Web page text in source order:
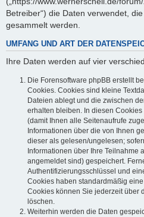
Betreiber“) die Daten verwendet,
gesammelt werden.
UMFANG UND ART DER
Ihre Daten werden auf vier
Die Forensoftware phpBB erstellt
Cookies. Cookies sind kleine
Dateien ablegt und die zwischen
erhalten bleiben. In diesen
(damit Ihnen alle Seitenaufrufe
Informationen über die von Ihnen
dieser als gelesen/ungelesen;
Informationen über Ihre Teilnahme
angemeldet sind) gespeichert.
Authentifizierungsschlüssel und
Cookies haben standardmäßig
Cookies können Sie jederzeit über
löschen.
Weiterhin werden die Daten